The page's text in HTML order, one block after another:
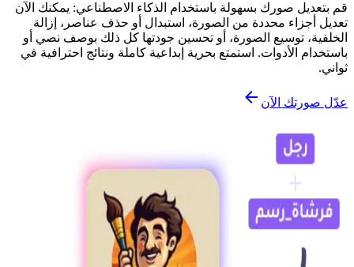
قم بتعديل صورك بسهولة باستخدام الذكاء الاصطناعي: يمكنك الآن
تعديل أجزاء محددة من الصورة، استبدال أو حذف عناصر، إزالة
الخلفية، توسيع الصورة، أو تحسين جودتها كل ذلك بوصف نصي أو
باستخدام الأدوات. استمتع بحرية إبداعية كاملة ونتائج احترافية في
ثواني.
عدّل صورتك الآن